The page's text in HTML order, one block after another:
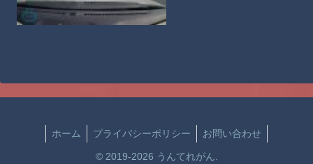
ホーム プライバシーポリシー お問い合わせ
© 2019-2026 うんてれがん.